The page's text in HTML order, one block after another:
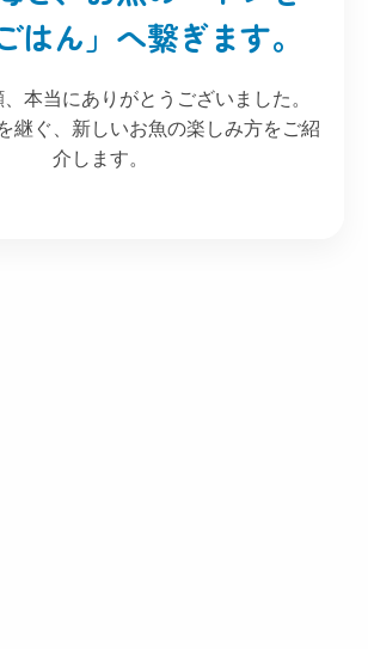
はん」へ繋ぎます。
本当にありがとうございました。
継ぐ、新しいお魚の楽しみ方をご紹
介します。